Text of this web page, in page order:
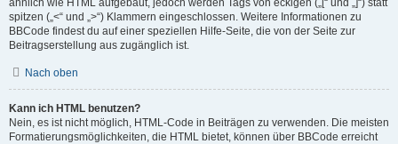
ähnlich wie HTML aufgebaut, jedoch werden Tags von eckigen („[“ und „]“) statt
spitzen („<“ und „>“) Klammern eingeschlossen. Weitere Informationen zu
BBCode findest du auf einer speziellen Hilfe-Seite, die von der Seite zur
Beitragserstellung aus zugänglich ist.
Nach oben
Kann ich HTML benutzen?
Nein, es ist nicht möglich, HTML-Code in Beiträgen zu verwenden. Die meisten
Formatierungsmöglichkeiten, die HTML bietet, können über BBCode erreicht